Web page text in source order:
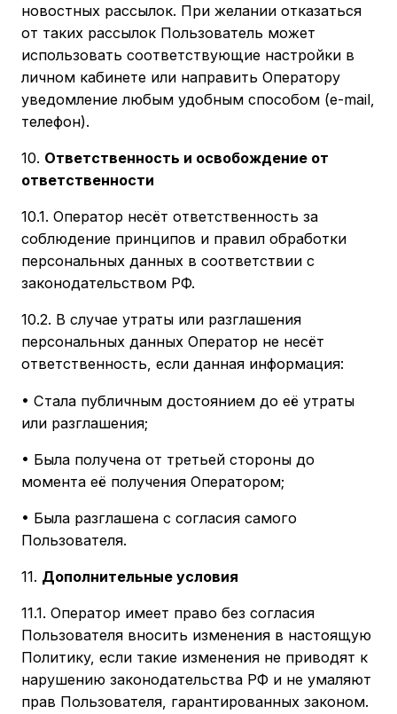
новостных рассылок. При желании отказаться
от таких рассылок Пользователь может
использовать соответствующие настройки в
личном кабинете или направить Оператору
уведомление любым удобным способом (e-mail,
телефон).
10. Ответственность и освобождение от
ответственности
10.1. Оператор несёт ответственность за
соблюдение принципов и правил обработки
персональных данных в соответствии с
законодательством РФ.
10.2. В случае утраты или разглашения
персональных данных Оператор не несёт
ответственность, если данная информация:
• Стала публичным достоянием до её утраты
или разглашения;
• Была получена от третьей стороны до
момента её получения Оператором;
• Была разглашена с согласия самого
Пользователя.
11. Дополнительные условия
11.1. Оператор имеет право без согласия
Пользователя вносить изменения в настоящую
Политику, если такие изменения не приводят к
нарушению законодательства РФ и не умаляют
прав Пользователя, гарантированных законом.